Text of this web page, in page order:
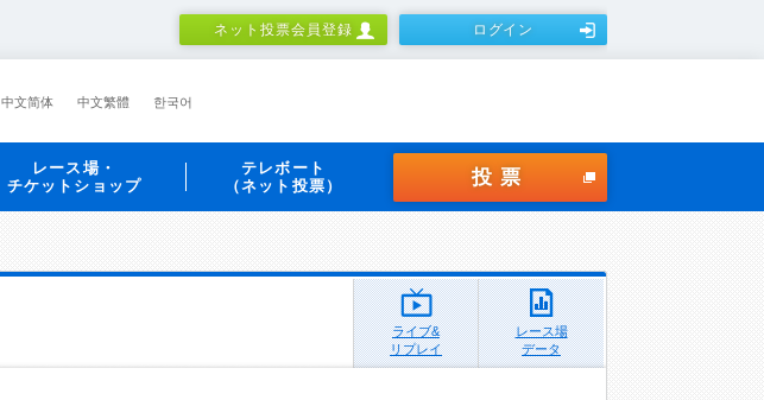
ネット投票会員登録 ログイン
中文简体 中文繁體 한국어
レース場・
チケットショップ
テレボート
（ネット投票）
投票
ライブ&
リプレイ
レース場
データ